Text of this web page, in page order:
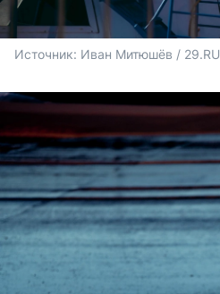
Источник: Иван Митюшёв / 29.RU